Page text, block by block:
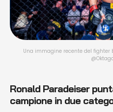
Una immagine recente del fighter
Ronald Paradeiser
campione in due